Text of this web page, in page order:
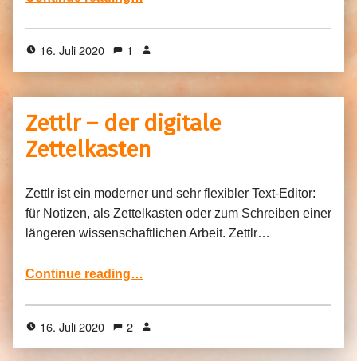
16. Juli 2020 1
Zettlr – der digitale
Zettelkasten
Zettlr ist ein moderner und sehr flexibler Text-Editor:
für Notizen, als Zettelkasten oder zum Schreiben einer
längeren wissenschaftlichen Arbeit. Zettlr…
Continue reading…
16. Juli 2020 2